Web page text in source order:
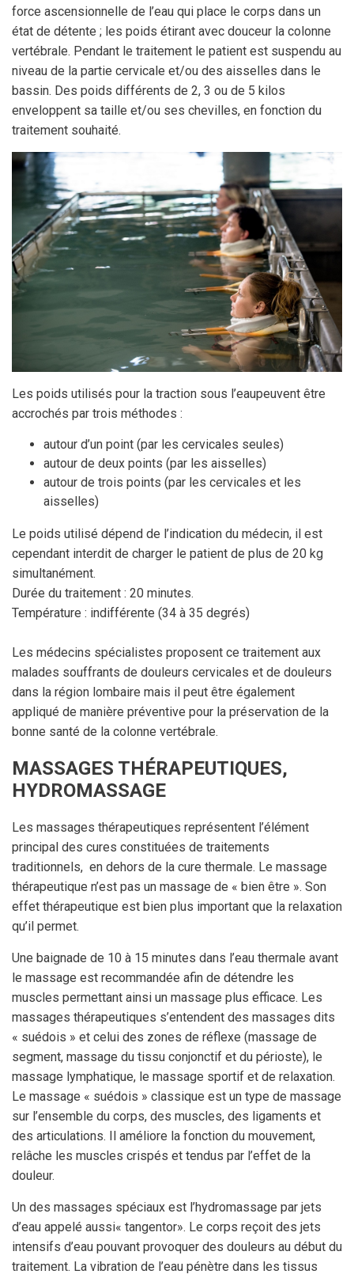
force ascensionnelle de l’eau qui place le corps dans un
état de détente ; les poids étirant avec douceur la colonne
vertébrale. Pendant le traitement le patient est suspendu au
niveau de la partie cervicale et/ou des aisselles dans le
bassin. Des poids différents de 2, 3 ou de 5 kilos
enveloppent sa taille et/ou ses chevilles, en fonction du
traitement souhaité.
Les poids utilisés pour la traction sous l’eaupeuvent être
accrochés par trois méthodes :
autour d’un point (par les cervicales seules)
autour de deux points (par les aisselles)
autour de trois points (par les cervicales et les
aisselles)
Le poids utilisé dépend de l’indication du médecin, il est
cependant interdit de charger le patient de plus de 20 kg
simultanément.
Durée du traitement : 20 minutes.
Température : indifférente (34 à 35 degrés)
Les médecins spécialistes proposent ce traitement aux
malades souffrants de douleurs cervicales et de douleurs
dans la région lombaire mais il peut être également
appliqué de manière préventive pour la préservation de la
bonne santé de la colonne vertébrale.
MASSAGES THÉRAPEUTIQUES,
HYDROMASSAGE
Les massages thérapeutiques représentent l’élément
principal des cures constituées de traitements
traditionnels, en dehors de la cure thermale. Le massage
thérapeutique n’est pas un massage de « bien être ». Son
effet thérapeutique est bien plus important que la relaxation
qu’il permet.
Une baignade de 10 à 15 minutes dans l’eau thermale avant
le massage est recommandée afin de détendre les
muscles permettant ainsi un massage plus efficace. Les
massages thérapeutiques s’entendent des massages dits
« suédois » et celui des zones de réflexe (massage de
segment, massage du tissu conjonctif et du périoste), le
massage lymphatique, le massage sportif et de relaxation.
Le massage « suédois » classique est un type de massage
sur l’ensemble du corps, des muscles, des ligaments et
des articulations. Il améliore la fonction du mouvement,
relâche les muscles crispés et tendus par l’effet de la
douleur.
Un des massages spéciaux est l’hydromassage par jets
d’eau appelé aussi« tangentor». Le corps reçoit des jets
intensifs d’eau pouvant provoquer des douleurs au début du
traitement. La vibration de l’eau pénètre dans les tissus